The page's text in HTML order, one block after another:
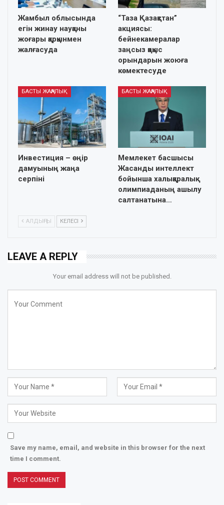
Жамбыл облысында
егін жинау науқаны
жоғары қарқынмен
жалғасуда
“Таза Қазақстан”
акциясы:
бейнекамералар
заңсыз қоқыс
орындарын жоюға
көмектесуде
БАСТЫ ЖАҢАЛЫҚ
Инвестиция – өңір
дамуының жаңа
серпіні
БАСТЫ ЖАҢАЛЫҚ
Мемлекет басшысы
Жасанды интеллект
бойынша халықаралық
олимпиаданың ашылу
салтанатына…
АЛДЫҢҒЫ КЕЛЕСІ
LEAVE A REPLY
Your email address will not be published.
Save my name, email, and website in this browser for the next
time I comment.